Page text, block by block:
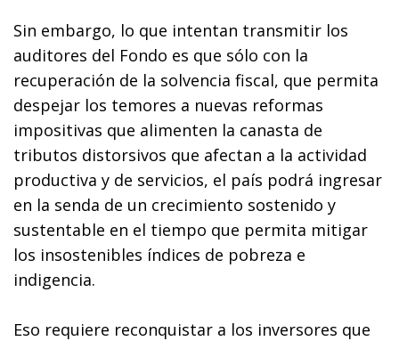
Sin embargo, lo que intentan transmitir los
auditores del Fondo es que sólo con la
recuperación de la solvencia fiscal, que permita
despejar los temores a nuevas reformas
impositivas que alimenten la canasta de
tributos distorsivos que afectan a la actividad
productiva y de servicios, el país podrá ingresar
en la senda de un crecimiento sostenido y
sustentable en el tiempo que permita mitigar
los insostenibles índices de pobreza e
indigencia.
Eso requiere reconquistar a los inversores que